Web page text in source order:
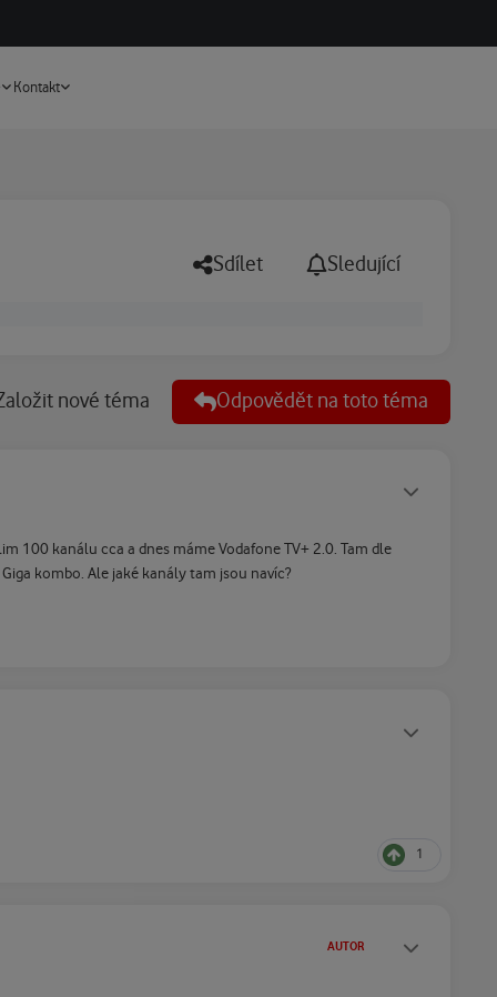
Kontakt
Sdílet Sledující
nové téma Odpovědět na toto téma
100 kanálu cca a dnes máme Vodafone TV+ 2.0. Tam dle
kombo. Ale jaké kanály tam jsou navíc?
1
AUTOR